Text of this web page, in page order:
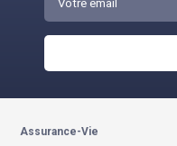
Assurance-Vie